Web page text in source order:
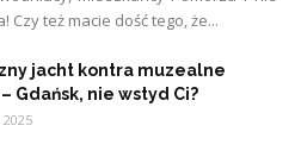
też macie dość tego, że...
jacht kontra muzealne
Gdańsk, nie wstyd Ci?